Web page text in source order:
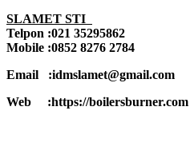
SLAMET STI
Telpon :021 35295862
Mobile :0852 8276 2784
Email :idmslamet@gmail.com
Web :https://boilersburner.com